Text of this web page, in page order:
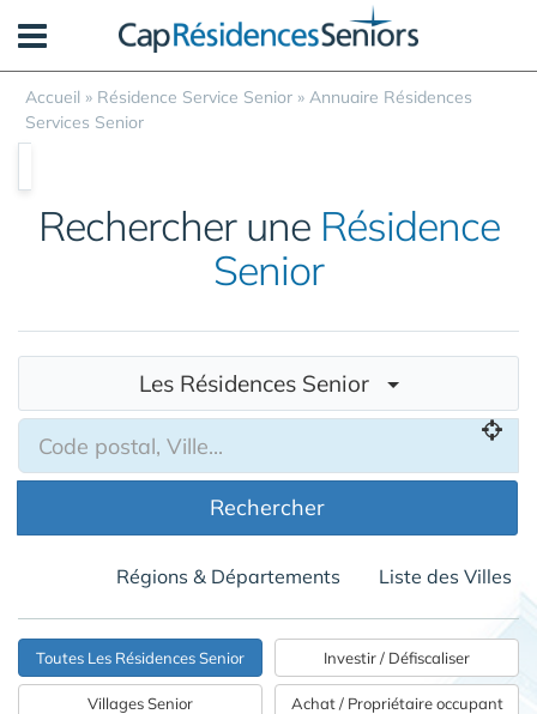
Accueil » Résidence Service Senior » Annuaire Résidences
Services Senior
Rechercher une Résidence
Senior
Les Résidences Senior
Rechercher
Régions & Départements Liste des Villes
Toutes Les Résidences Senior
Villages Senior
Investir / Défiscaliser
Achat / Propriétaire occupant